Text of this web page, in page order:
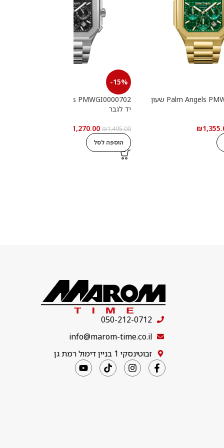
Palm Angels PMWGI0000703 שעון
₪
-15%
יד לגבר
₪1,495.00
1,270.00
הוספה לסל
050-212-0712
info@marom-time.co.il
זבוטינסקי 1 בניין דימול רמת גן